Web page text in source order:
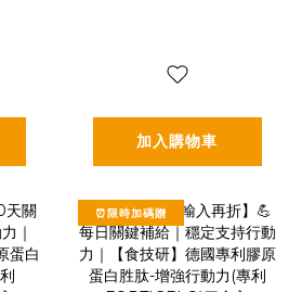
VERISOL®)三盒入
加入購物車
⏰限時加碼贈